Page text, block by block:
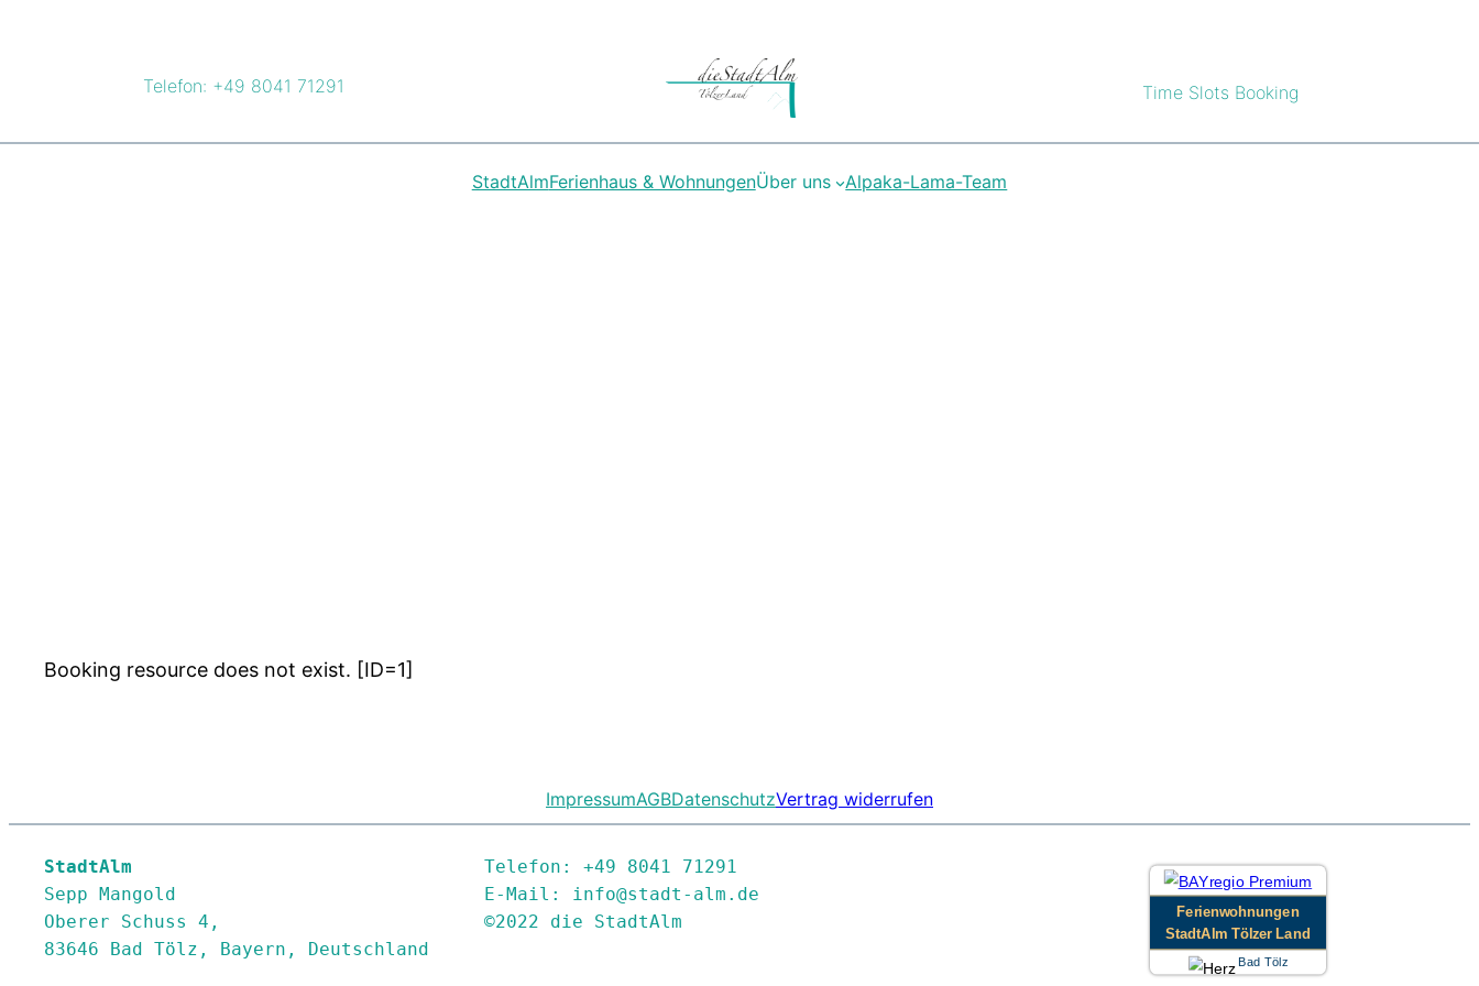
Telefon: +49 8041 71291 Time Slots Booking
StadtAlmFerienhaus & WohnungenÜber uns Alpaka-Lama-Team
Booking resource does not exist. [ID=1]
ImpressumAGBDatenschutzVertrag widerrufen
StadtAlm
Sepp Mangold
Oberer Schuss 4,
83646 Bad Tölz, Bayern, Deutschland
Telefon: +49 8041 71291
E-Mail: info@stadt-alm.de
©2022 die StadtAlm
Ferienwohnungen
StadtAlm Tölzer Land
Bad Tölz